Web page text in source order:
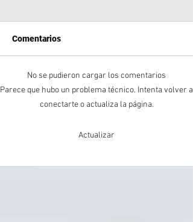
Neuquén en la Mira: El
Conflicto Geopolítico Tras
el Acuerdo CALF Huawei
Comentarios
No se pudieron cargar los comentarios
Parece que hubo un problema técnico. Intenta volver a
conectarte o actualiza la página.
Actualizar